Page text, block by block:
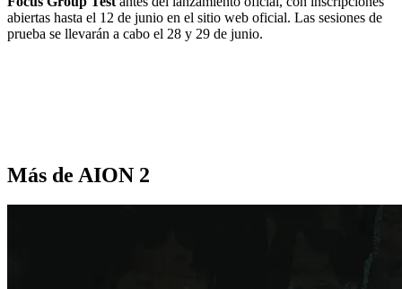
abiertas hasta el 12 de junio en el sitio web oficial. Las sesiones de
prueba se llevarán a cabo el 28 y 29 de junio.
Más de AION 2